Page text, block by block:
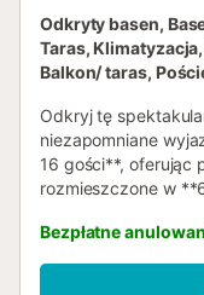
Odkryty basen,
Taras,
Balkon/ taras,
Odkryj tę
niezapomniane
16 gości**, oferując
rozmieszczone w
gwarantuje
zewnątrz można
**prywatnego
Bezpłatne